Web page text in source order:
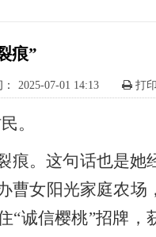
痕”
2025-07-01 14:13 打印
。
痕。这句话也是她
曹女阳光家庭农场
诚信樱桃”招牌，